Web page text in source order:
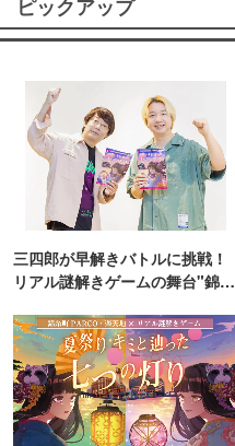
ピックアップ
三四郎が早解きバトルに挑戦！
リアル謎解きゲームの舞台"錦糸